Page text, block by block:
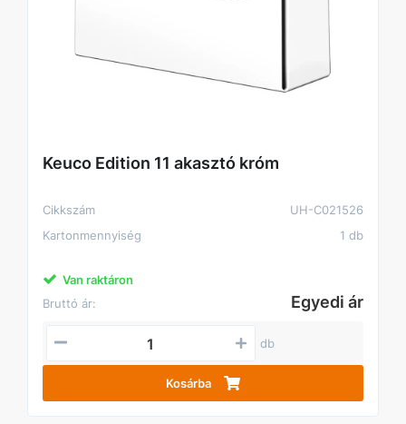
Keuco Edition 11 akasztó króm
Cikkszám
UH-C021526
Kartonmennyiség
1 db
Van raktáron
Bruttó ár:
Egyedi ár
db
Kosárba